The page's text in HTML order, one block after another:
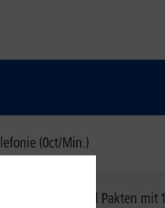
(0ct/Min.)
von Highspeed Pakten mit